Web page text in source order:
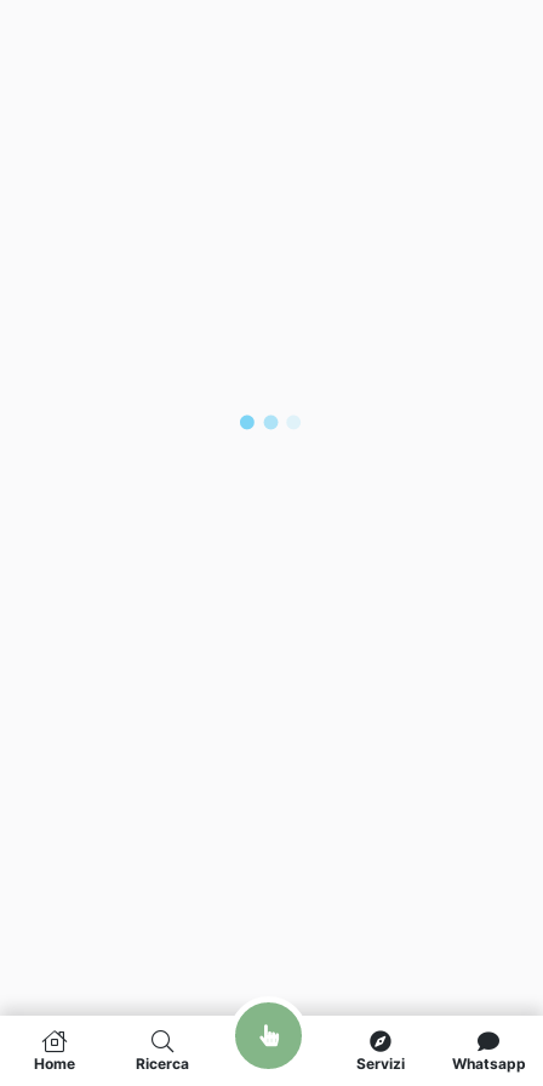
Home Ricerca Servizi Whatsapp